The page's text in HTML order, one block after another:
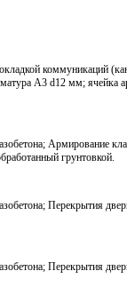
коммуникаций
A3 d12 мм; ячейка
Армирование
грунтовкой.
Перекрытия
Перекрытия